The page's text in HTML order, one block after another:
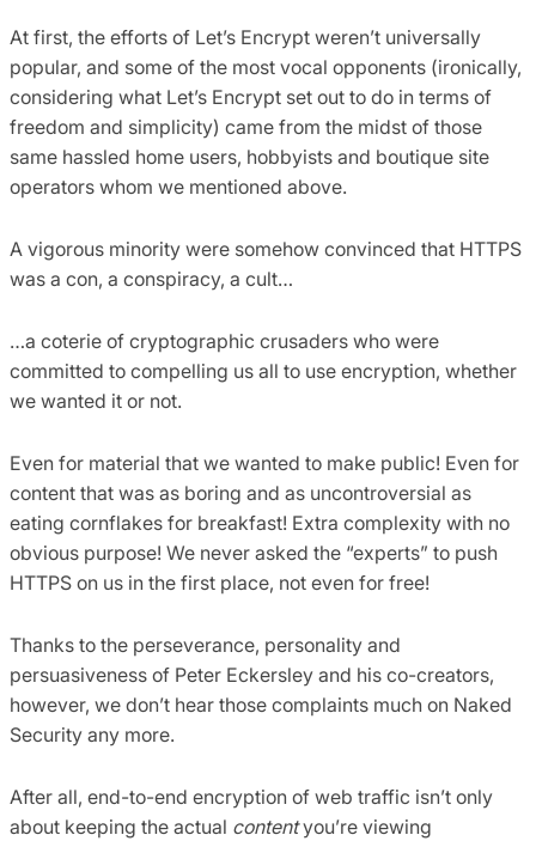
At first, the efforts of Let’s Encrypt weren’t universally
popular, and some of the most vocal opponents (ironically,
considering what Let’s Encrypt set out to do in terms of
freedom and simplicity) came from the midst of those
same hassled home users, hobbyists and boutique site
operators whom we mentioned above.
A vigorous minority were somehow convinced that HTTPS
was a con, a conspiracy, a cult…
…a coterie of cryptographic crusaders who were
committed to compelling us all to use encryption, whether
we wanted it or not.
Even for material that we wanted to make public! Even for
content that was as boring and as uncontroversial as
eating cornflakes for breakfast! Extra complexity with no
obvious purpose! We never asked the “experts” to push
HTTPS on us in the first place, not even for free!
Thanks to the perseverance, personality and
persuasiveness of Peter Eckersley and his co-creators,
however, we don’t hear those complaints much on Naked
Security any more.
After all, end-to-end encryption of web traffic isn’t only
about keeping the actual contentyou’re viewing